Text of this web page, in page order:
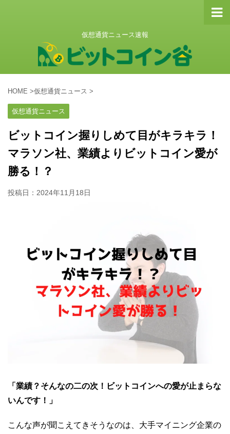
仮想通貨ニュース速報
HOME >仮想通貨ニュース >
仮想通貨ニュース
ビットコイン握りしめて目がキラキラ！
マラソン社、業績よりビットコイン愛が
勝る！？
投稿日： 2024年11月18日
「業績？そんなの二の次！ビットコインへの愛が止まらな
いんです！」
こんな声が聞こえてきそうなのは、大手マイニング企業の